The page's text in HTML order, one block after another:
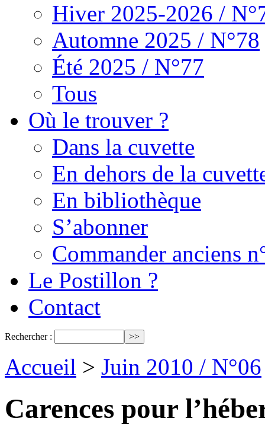
Hiver 2025-2026 /
Automne 2025 / N°78
Été 2025 / N°77
Tous
Où le trouver ?
Dans la cuvette
En dehors de la
En bibliothèque
S’abonner
Commander anciens
Le Postillon ?
Contact
Rechercher :
Accueil > Juin 2010 / N°06
Carences pour